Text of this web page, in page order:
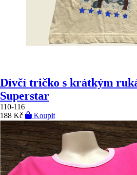
Dívčí tričko s krátkým
Superstar
110-116
188 Kč
Koupit